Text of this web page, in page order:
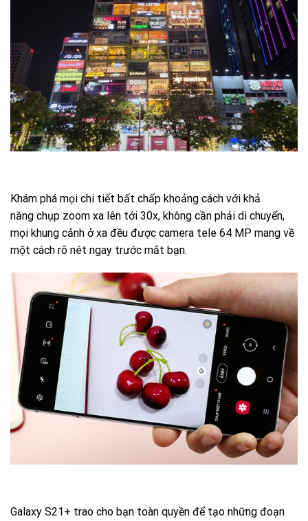
Khám phá mọi chi tiết bất chấp khoảng cách với khả
năng chụp zoom xa lên tới 30x, không cần phải di chuyển,
mọi khung cảnh ở xa đều được camera tele 64 MP mang về
một cách rõ nét ngay trước mắt bạn.
Galaxy S21+ trao cho bạn toàn quyền để tạo những đoạn